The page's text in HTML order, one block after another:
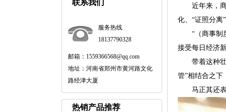
联系我们
服务热线
18137790328
邮箱：1559366568@qq.com
地址：河南省郑州市黄河路文化
路经津大厦
热销产品推荐
近年来，商
化、“证照分离
“（商事制度
接受每日经济
带着这种壮
管”相结合之下
马正其还表